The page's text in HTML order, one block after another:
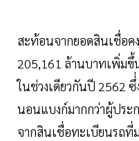
สะท้อนจากยอดสินเชื่อ
205,161 ล้านบาทเพิ่มขึ้
ในช่วงเดียวกันปี 2562
นอนแบงก์มากกว่าผู้ประ
จากสินเชื่อทะเบียนรถที่